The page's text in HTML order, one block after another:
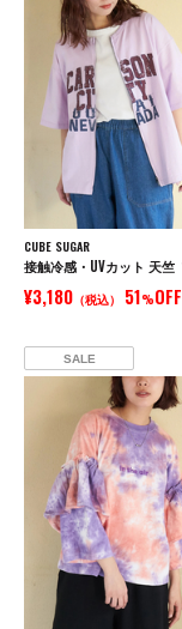
CUBE SUGAR
¥3,180 （税込） 51%OFF
SALE